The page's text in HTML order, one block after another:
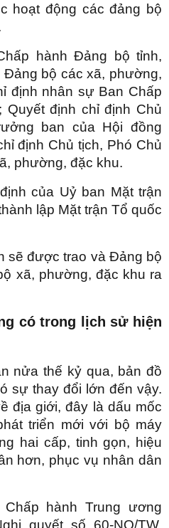
hoạt động các đảng bộ
hành Đảng bộ tỉnh,
Đảng bộ các xã, phường,
định nhân sự Ban Chấp
Quyết định chỉ định Chủ
ban của Hội đồng
định Chủ tịch, Phó Chủ
phường, đặc khu.
của Uỷ ban Mặt trận
lập Mặt trận Tổ quốc
sẽ được trao và Đảng bộ
xã, phường, đặc khu ra
có trong lịch sử hiện
nửa thế kỷ qua, bản đồ
sự thay đổi lớn đến vậy.
địa giới, đây là dấu mốc
triển mới với bộ máy
hai cấp, tinh gọn, hiệu
hơn, phục vụ nhân dân
Chấp hành Trung ương
quyết số 60-NQ/TW,